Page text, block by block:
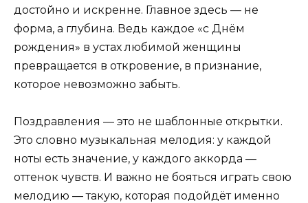
достойно и искренне. Главное здесь — не
форма, а глубина. Ведь каждое «с Днём
рождения» в устах любимой женщины
превращается в откровение, в признание,
которое невозможно забыть.
Поздравления — это не шаблонные открытки.
Это словно музыкальная мелодия: у каждой
ноты есть значение, у каждого аккорда —
оттенок чувств. И важно не бояться играть свою
мелодию — такую, которая подойдёт именно